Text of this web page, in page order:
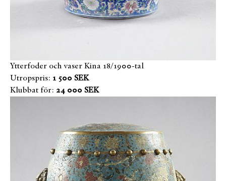
Ytterfoder och vaser Kina 18/1900-tal
Utropspris: 1 500 SEK
Klubbat för: 24 000 SEK